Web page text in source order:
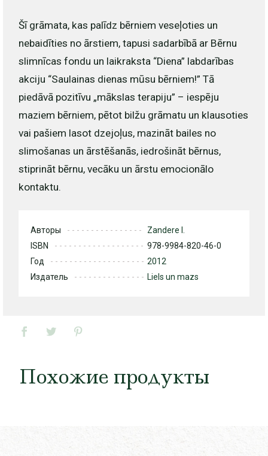
Šī grāmata, kas palīdz bērniem veseļoties un
nebaidīties no ārstiem, tapusi sadarbībā ar Bērnu
slimnīcas fondu un laikraksta “Diena” labdarības
akciju “Saulainas dienas mūsu bērniem!” Tā
piedāvā pozitīvu „mākslas terapiju” – iespēju
maziem bērniem, pētot bilžu grāmatu un klausoties
vai pašiem lasot dzejoļus, mazināt bailes no
slimošanas un ārstēšanās, iedrošināt bērnus,
stiprināt bērnu, vecāku un ārstu emocionālo
kontaktu.
Авторы
Zandere I.
ISBN
978-9984-820-46-0
Год
2012
Издатель
Liels un mazs
Похожие продукты